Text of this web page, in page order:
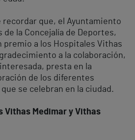
recordar que, el Ayuntamiento
la Concejalía de Deportes,
premio a los Hospitales Vithas
a la colaboración,
presta en la
de los diferentes
se celebran en la ciudad.
Vithas Medimar y Vithas